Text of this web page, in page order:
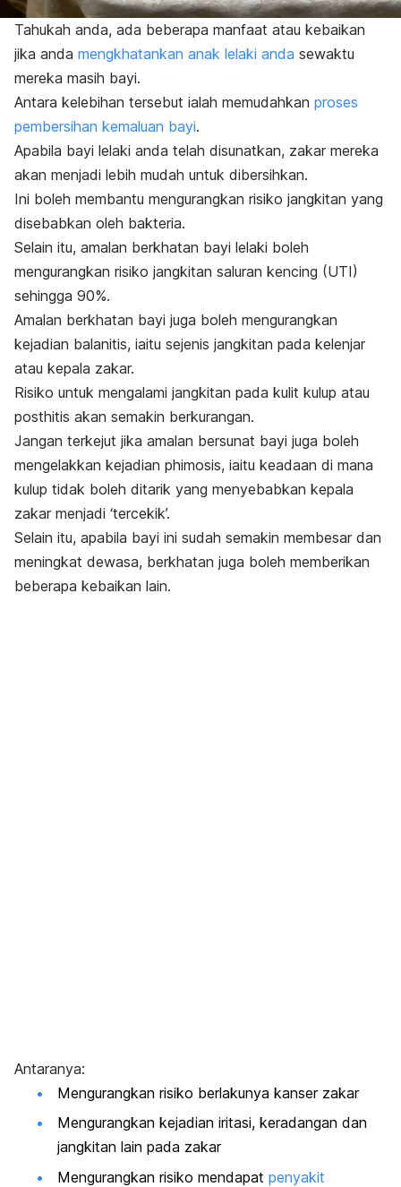
Tahukah anda, ada beberapa manfaat atau kebaikan
jika anda mengkhatankan anak lelaki anda sewaktu
mereka masih bayi.
Antara kelebihan tersebut ialah memudahkan proses
pembersihan kemaluan bayi.
Apabila bayi lelaki anda telah disunatkan, zakar mereka
akan menjadi lebih mudah untuk dibersihkan.
Ini boleh membantu mengurangkan risiko jangkitan yang
disebabkan oleh bakteria.
Selain itu, amalan berkhatan bayi lelaki boleh
mengurangkan risiko jangkitan saluran kencing (UTI)
sehingga 90%.
Amalan berkhatan bayi juga boleh mengurangkan
kejadian balanitis, iaitu sejenis jangkitan pada kelenjar
atau kepala zakar.
Risiko untuk mengalami jangkitan pada kulit kulup atau
posthitis akan semakin berkurangan.
Jangan terkejut jika amalan bersunat bayi juga boleh
mengelakkan kejadian phimosis, iaitu keadaan di mana
kulup tidak boleh ditarik yang menyebabkan kepala
zakar menjadi ‘tercekik’.
Selain itu, apabila bayi ini sudah semakin membesar dan
meningkat dewasa, berkhatan juga boleh memberikan
beberapa kebaikan lain.
Antaranya:
Mengurangkan risiko berlakunya kanser zakar
Mengurangkan kejadian iritasi, keradangan dan
jangkitan lain pada zakar
Mengurangkan risiko mendapat penyakit